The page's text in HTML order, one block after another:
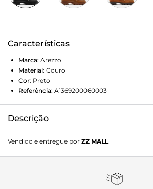
Características
Marca: Arezzo
Material: Couro
Cor: Preto
Referência: A1369200060003
Descrição
baixo bloco e formato arredondado na
emborrachada, tratorada e bipartida
por ilhoses no contorno superior. Possui
Vendido e entregue por ZZ MALL